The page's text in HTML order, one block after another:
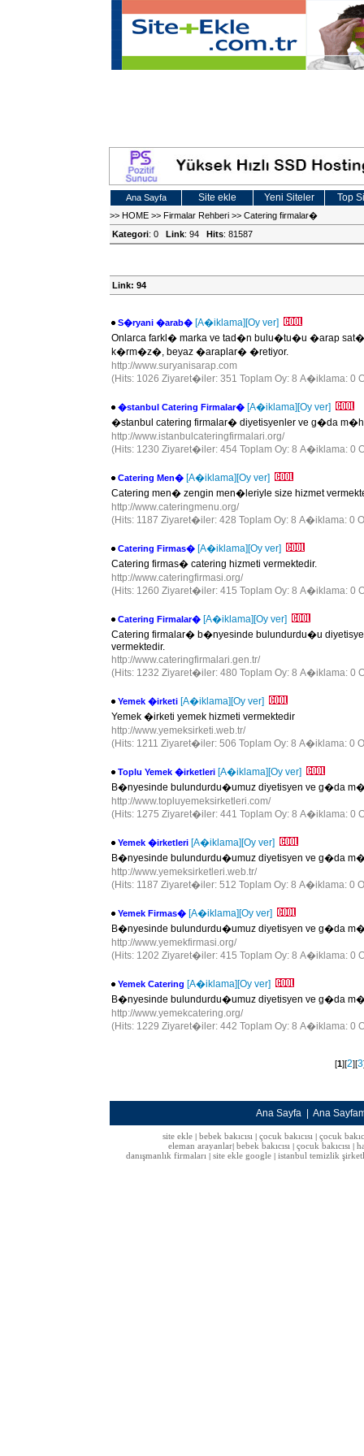
Ana Sayfa Site ekle Yeni Siteler Top
>> HOME >> Firmalar Rehberi >> Catering firmalar�
Kategori: 0 Link: 94 Hits: 81587
Link: 94
S�ryani �arab� [A�iklama][Oy ver]
Onlarca farkl� marka ve tad�n bulu�tu�u �arap
k�rm�z�, beyaz �araplar� �retiyor.
http://www.suryanisarap.com
(Hits: 1026 Ziyaret�iler: 351 Toplam Oy: 8 A�iklama: 0
�stanbul Catering Firmalar� [A�iklama][Oy ver]
�stanbul catering firmalar� diyetisyenler ve g�da
http://www.istanbulcateringfirmalari.org/
(Hits: 1230 Ziyaret�iler: 454 Toplam Oy: 8 A�iklama: 0
Catering Men� [A�iklama][Oy ver]
Catering men� zengin men�leriyle size hizmet
http://www.cateringmenu.org/
(Hits: 1187 Ziyaret�iler: 428 Toplam Oy: 8 A�iklama: 0
Catering Firmas� [A�iklama][Oy ver]
Catering firmas� catering hizmeti vermektedir.
http://www.cateringfirmasi.org/
(Hits: 1260 Ziyaret�iler: 415 Toplam Oy: 8 A�iklama: 0
Catering Firmalar� [A�iklama][Oy ver]
Catering firmalar� b�nyesinde bulundurdu�u
vermektedir.
http://www.cateringfirmalari.gen.tr/
(Hits: 1232 Ziyaret�iler: 480 Toplam Oy: 8 A�iklama: 0
Yemek �irketi [A�iklama][Oy ver]
Yemek �irketi yemek hizmeti vermektedir
http://www.yemeksirketi.web.tr/
(Hits: 1211 Ziyaret�iler: 506 Toplam Oy: 8 A�iklama: 0
Toplu Yemek �irketleri [A�iklama][Oy ver]
B�nyesinde bulundurdu�umuz diyetisyen ve g�da
http://www.topluyemeksirketleri.com/
(Hits: 1275 Ziyaret�iler: 441 Toplam Oy: 8 A�iklama: 0
Yemek �irketleri [A�iklama][Oy ver]
B�nyesinde bulundurdu�umuz diyetisyen ve g�da
http://www.yemeksirketleri.web.tr/
(Hits: 1187 Ziyaret�iler: 512 Toplam Oy: 8 A�iklama: 0
Yemek Firmas� [A�iklama][Oy ver]
B�nyesinde bulundurdu�umuz diyetisyen ve g�da
http://www.yemekfirmasi.org/
(Hits: 1202 Ziyaret�iler: 415 Toplam Oy: 8 A�iklama: 0
Yemek Catering [A�iklama][Oy ver]
B�nyesinde bulundurdu�umuz diyetisyen ve g�da
http://www.yemekcatering.org/
(Hits: 1229 Ziyaret�iler: 442 Toplam Oy: 8 A�iklama: 0
[1][2][3
Ana Sayfa Ana
site ekle| bebek bakıcısı| çocuk bakıcısı| çocuk
eleman arayanlar bebek bakıcısı çocuk bakıcısı
danışmanlık firmaları
site ekle google istanbul temizlik